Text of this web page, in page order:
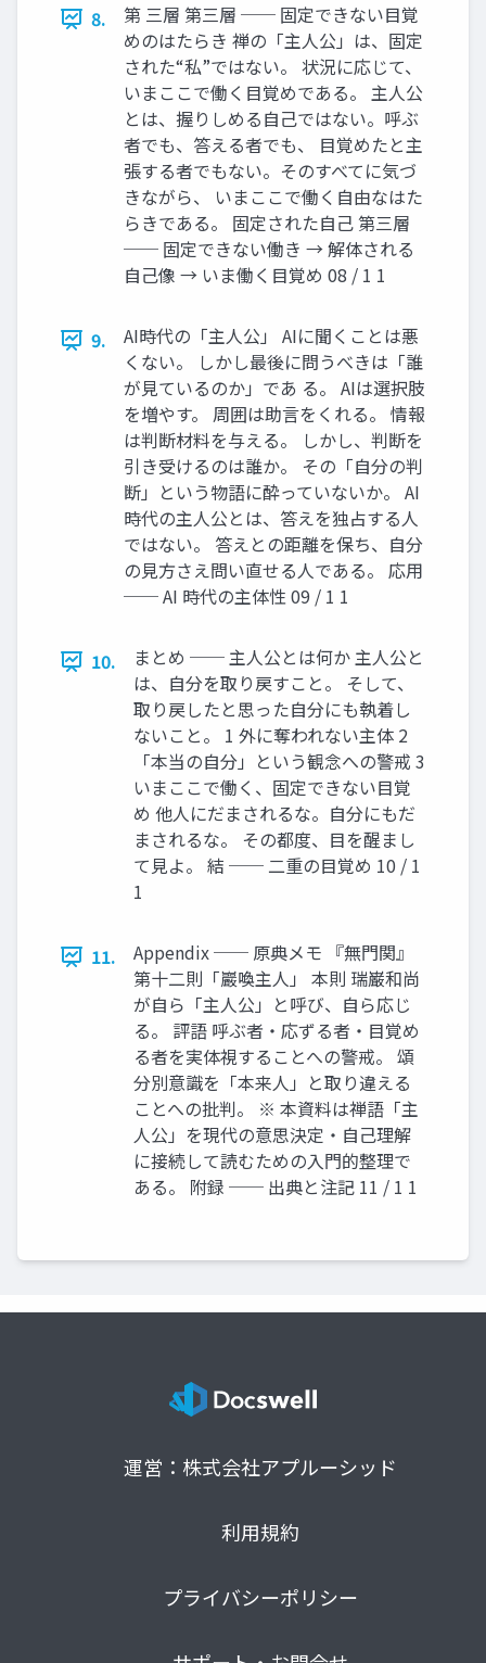
8.
第 三層 第三層 ── 固定できない目覚
めのはたらき 禅の「主人公」は、固定
された“私”ではない。 状況に応じて、
いまここで働く目覚めである。 主人公
とは、握りしめる自己ではない。呼ぶ
者でも、答える者でも、 目覚めたと主
張する者でもない。そのすべてに気づ
きながら、 いまここで働く自由なはた
らきである。 固定された自己 第三層
── 固定できない働き → 解体される
自己像 → いま働く目覚め 08 / 1 1
9.
AI時代の「主人公」 AIに聞くことは悪
くない。 しかし最後に問うべきは「誰
が見ているのか」であ る。 AIは選択肢
を増やす。 周囲は助言をくれる。 情報
は判断材料を与える。 しかし、判断を
引き受けるのは誰か。 その「自分の判
断」という物語に酔っていないか。 AI
時代の主人公とは、答えを独占する人
ではない。 答えとの距離を保ち、自分
の見方さえ問い直せる人である。 応用
── AI 時代の主体性 09 / 1 1
10.
まとめ ── 主人公とは何か 主人公と
は、自分を取り戻すこと。 そして、
取り戻したと思った自分にも執着し
ないこと。 1 外に奪われない主体 2
「本当の自分」という観念への警戒 3
いまここで働く、固定できない目覚
め 他人にだまされるな。自分にもだ
まされるな。 その都度、目を醒まし
て見よ。 結 ── 二重の目覚め 10 / 1
1
11.
Appendix ── 原典メモ 『無門関』
第十二則「巖喚主人」 本則 瑞巌和尚
が自ら「主人公」と呼び、自ら応じ
る。 評語 呼ぶ者・応ずる者・目覚め
る者を実体視することへの警戒。 頌
分別意識を「本来人」と取り違える
ことへの批判。 ※ 本資料は禅語「主
人公」を現代の意思決定・自己理解
に接続して読むための入門的整理で
ある。 附録 ── 出典と注記 11 / 1 1
運営：株式会社アプルーシッド
利用規約
プライバシーポリシー